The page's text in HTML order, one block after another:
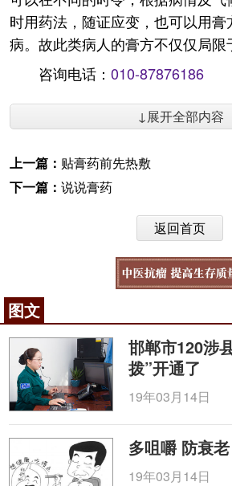
时用药法，随证应变，也可以用
病。故此类病人的膏方不仅仅局限
咨询电话： 010-87876186
↓展开全部内容
上一篇： 贴膏药前先热敷
下一篇： 说说膏药
返回首页
图文
邯郸市120涉
拨”开通了
19年03月14日
多咀嚼 防衰老
19年03月14日